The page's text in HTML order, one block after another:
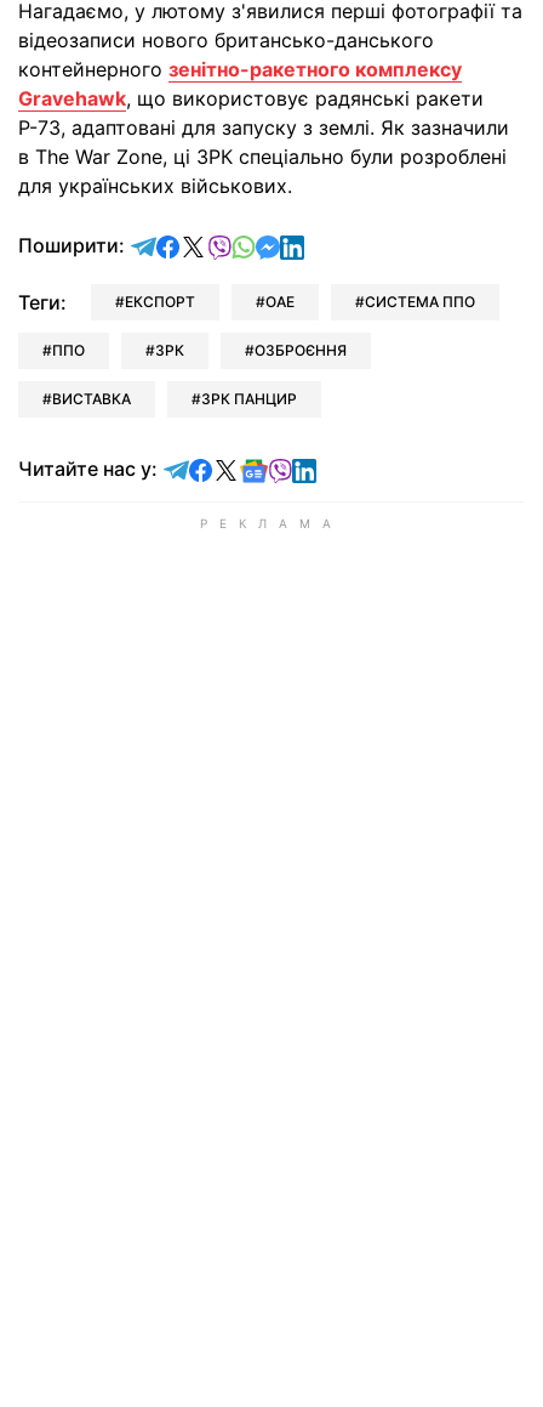
Нагадаємо, у лютому з'явилися перші фотографії та
відеозаписи нового британсько-данського
контейнерного зенітно-ракетного комплексу
Gravehawk, що використовує радянські ракети
Р-73, адаптовані для запуску з землі. Як зазначили
в The War Zone, ці ЗРК спеціально були розроблені
для українських військових.
Поширити: відправити у Telegram
поділитись у Facebook
поділитись у X
відправити у Viber
відправити у Whatsapp
відправити у Messenger
відправити у LinkedIn
Теги: ЕКСПОРТ ОАЕ СИСТЕМА ППО
ППО ЗРК ОЗБРОЄННЯ
ВИСТАВКА ЗРК ПАНЦИР
Читайте нас у: Читайте у Telegram
Читайте у Facebook
Читайте у X
Читайте у Google news
Читайте у Viber
Читайте у LinkedIn